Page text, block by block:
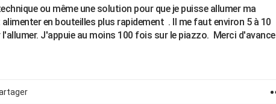
ou même une solution pour que je puisse allumer ma
en bouteilles plus rapidement . Il me faut environ 5 à 10
J'appuie au moins 100 fois sur le piazzo. Merci d'avance